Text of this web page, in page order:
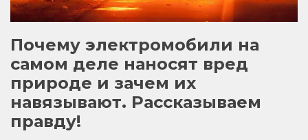
Почему электромобили на
самом деле наносят вред
природе и зачем их
навязывают. Рассказываем
правду!